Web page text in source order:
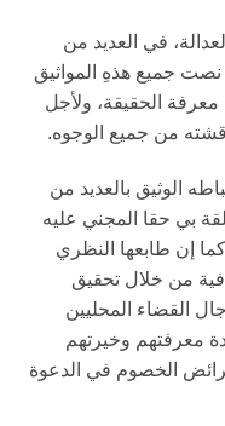
في العديد من
نصت جميع هذهِ المواثيق
الحقيقة، ولأجل
من جميع الوجوه.
الوثيق بالعديد من
بي حقا المجني عليه
إن طابعها النظري
من خلال تحقيق
القضاء المحليين
معرفتهم وخيرتهم
الخصوم في الدعوة